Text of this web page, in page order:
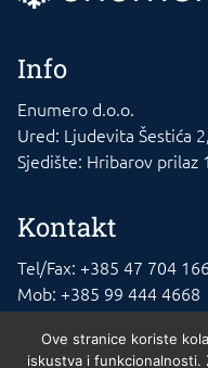
Info
Enumero d.o.o.
Ured: Ljudevita Šestića
Sjedište: Hribarov prilaz
Kontakt
Tel/Fax: +385 47 704 166
Mob: +385 99 444 4668
E-mail: info@rashladna-
Ove stranice koriste
iskustva i funkcionalnosti.